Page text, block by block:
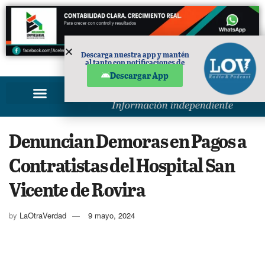
PUBLICIDAD
Denuncian Demoras en Pagos a
Contratistas del Hospital San
Vicente de Rovira
by LaOtraVerdad 9 mayo, 2024
Descarga nuestra app y mantén
al tanto con notificaciones de
Descargar App